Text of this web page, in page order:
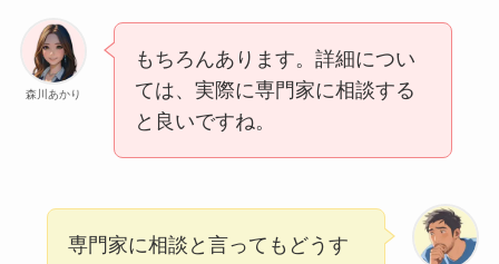
森川あかり
もちろんあります。詳細につい
ては、実際に専門家に相談する
と良いですね。
専門家に相談と言ってもどうす